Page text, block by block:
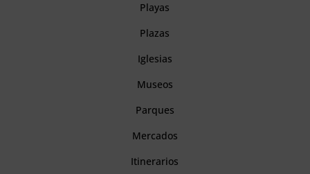
Playas
Plazas
Iglesias
Museos
Parques
Mercados
Itinerarios